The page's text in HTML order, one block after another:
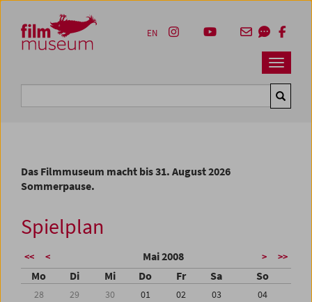
Zum Inhalt
Zum Hauptmenü
Zur Servicenavigation
Zum Suche
Navbar
EN
Das Filmmuseum macht bis 31. August 2026
Sommerpause.
Spielplan
<< < Mai 2008 > >>
Mo Di Mi Do Fr Sa So
28 29 30 01 02 03
04